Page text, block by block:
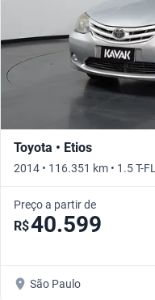
Toyota • Etios
2014 • 116.351 km • 1.5 T-
Preço a partir de
R$40.599
São Paulo